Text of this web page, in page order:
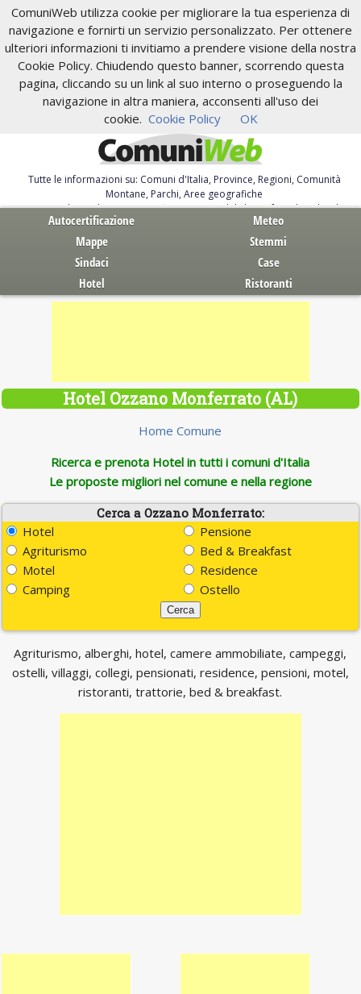
ComuniWeb utilizza cookie per migliorare la tua esperienza di
navigazione e fornirti un servizio personalizzato. Per ottenere
ulteriori informazioni ti invitiamo a prendere visione della nostra
Cookie Policy. Chiudendo questo banner, scorrendo questa
pagina, cliccando su un link al suo interno o proseguendo la
navigazione in altra maniera, acconsenti all'uso dei
cookie. Cookie Policy OK
Tutte le informazioni su: Comuni d'Italia, Province, Regioni, Comunità
Montane, Parchi, Aree geografiche
Servizi al Cittadino. Autocertificazione, moduli, leggi, free download
Autocertificazione
Meteo
Mappe
Stemmi
Sindaci
Case
Hotel
Ristoranti
Hotel Ozzano Monferrato (AL)
Home Comune
Ricerca e prenota Hotel in tutti i comuni d'Italia
Le proposte migliori nel comune e nella regione
Cerca a Ozzano Monferrato:
Hotel
Pensione
Agriturismo
Bed & Breakfast
Motel
Residence
Camping
Ostello
Agriturismo, alberghi, hotel, camere ammobiliate, campeggi,
ostelli, villaggi, collegi, pensionati, residence, pensioni, motel,
ristoranti, trattorie, bed & breakfast.